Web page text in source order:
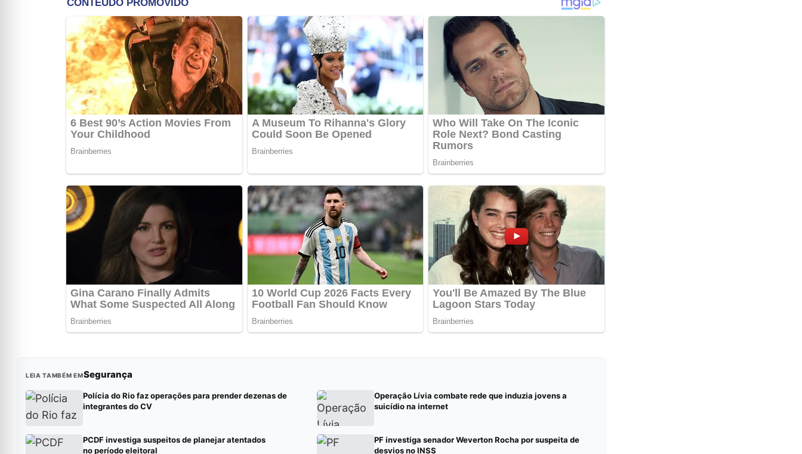
LEIA TAMBÉM EMSegurança
Polícia do Rio faz operações para prender dezenas de
integrantes do CV
Operação Lívia combate rede que induzia jovens a
suicídio na internet
PCDF investiga suspeitos de planejar atentados
no período eleitoral
PF investiga senador Weverton Rocha por suspeita de
desvios no INSS